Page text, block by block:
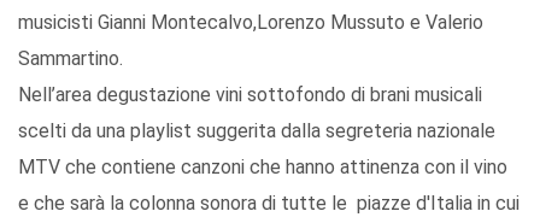
musicisti Gianni Montecalvo,Lorenzo Mussuto e Valerio
Sammartino.
Nell’area degustazione vini sottofondo di brani musicali
scelti da una playlist suggerita dalla segreteria nazionale
MTV che contiene canzoni che hanno attinenza con il vino
e che sarà la colonna sonora di tutte le piazze d'Italia in cui